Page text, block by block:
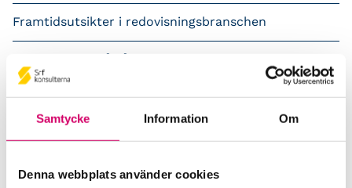
Samtycke Information Om
Denna webbplats använder cookies
Framtidsutsikter i redovisningsbranschen
Prenumerera på våra nyhetsbrev
Pressrum
Remisser